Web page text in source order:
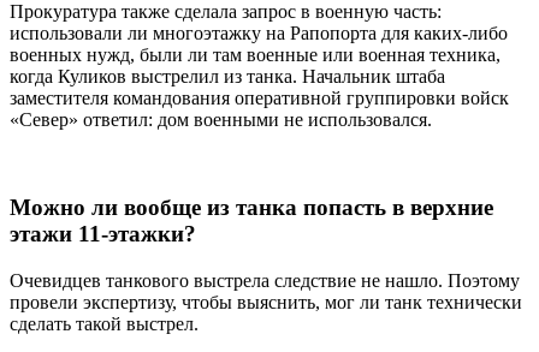
Прокуратура также сделала запрос в военную часть:
использовали ли многоэтажку на Рапопорта для каких-либо
военных нужд, были ли там военные или военная техника,
когда Куликов выстрелил из танка. Начальник штаба
заместителя командования оперативной группировки войск
«Север» ответил: дом военными не использовался.
Можно ли вообще из танка попасть в верхние
этажи 11-этажки?
Очевидцев танкового выстрела следствие не нашло. Поэтому
провели экспертизу, чтобы выяснить, мог ли танк технически
сделать такой выстрел.